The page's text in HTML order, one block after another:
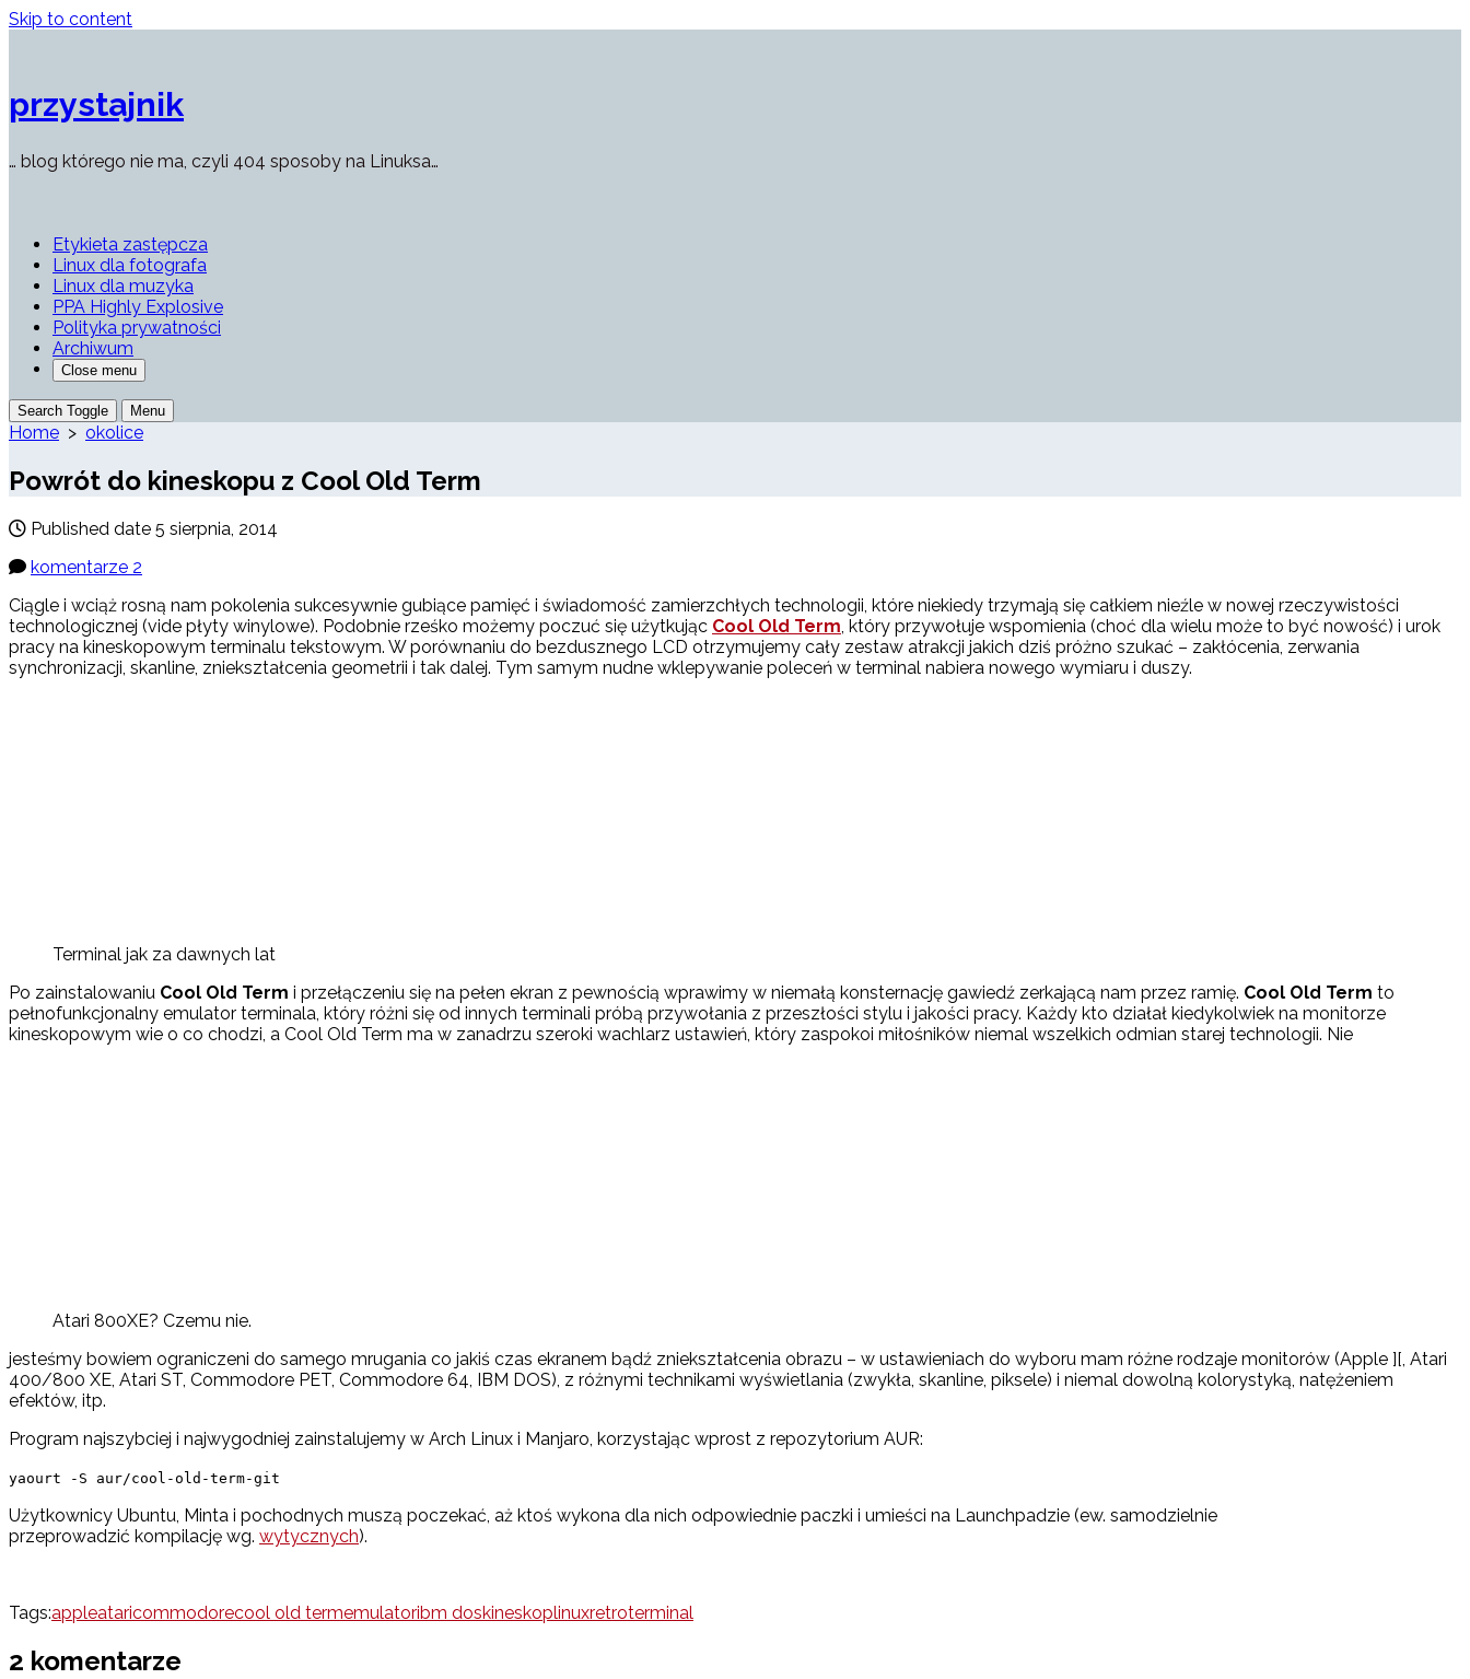
Skip to content
przystajnik
… blog którego nie ma, czyli 404 sposoby na Linuksa…
Etykieta zastępcza
Linux dla fotografa
Linux dla muzyka
PPA Highly Explosive
Polityka prywatności
Archiwum
Close menu
Search Toggle Menu
Home > okolice
Powrót do kineskopu z Cool Old Term
Published date 5 sierpnia, 2014
komentarze 2
Ciągle i wciąż rosną nam pokolenia sukcesywnie gubiące pamięć i świadomość zamierzchłych technologii, które niekiedy trzymają się całkiem nieźle w nowej rzeczywistości
technologicznej (vide płyty winylowe). Podobnie rześko możemy poczuć się użytkując Cool Old Term, który przywołuje wspomienia (choć dla wielu może to być nowość) i urok
pracy na kineskopowym terminalu tekstowym. W porównaniu do bezdusznego LCD otrzymujemy cały zestaw atrakcji jakich dziś próżno szukać – zakłócenia, zerwania
synchronizacji, skanline, zniekształcenia geometrii i tak dalej. Tym samym nudne wklepywanie poleceń w terminal nabiera nowego wymiaru i duszy.
Terminal jak za dawnych lat
Po zainstalowaniu Cool Old Term i przełączeniu się na pełen ekran z pewnością wprawimy w niemałą konsternację gawiedź zerkającą nam przez ramię. Cool Old Term to
pełnofunkcjonalny emulator terminala, który różni się od innych terminali próbą przywołania z przeszłości stylu i jakości pracy. Każdy kto działał kiedykolwiek na monitorze
kineskopowym wie o co chodzi, a Cool Old Term ma w zanadrzu szeroki wachlarz ustawień, który zaspokoi miłośników niemal wszelkich odmian starej technologii. Nie
Atari 800XE? Czemu nie.
jesteśmy bowiem ograniczeni do samego mrugania co jakiś czas ekranem bądź zniekształcenia obrazu – w ustawieniach do wyboru mam różne rodzaje monitorów (Apple ][, Atari
400/800 XE, Atari ST, Commodore PET, Commodore 64, IBM DOS), z różnymi technikami wyświetlania (zwykła, skanline, piksele) i niemal dowolną kolorystyką, natężeniem
efektów, itp.
Program najszybciej i najwygodniej zainstalujemy w Arch Linux i Manjaro, korzystając wprost z repozytorium AUR:
yaourt -S aur/cool-old-term-git
Użytkownicy Ubuntu, Minta i pochodnych muszą poczekać, aż ktoś wykona dla nich odpowiednie paczki i umieści na Launchpadzie (ew. samodzielnie
przeprowadzić kompilację wg. wytycznych).
Tags:appleataricommodorecool old termemulatoribm doskineskoplinuxretroterminal
2 komentarze